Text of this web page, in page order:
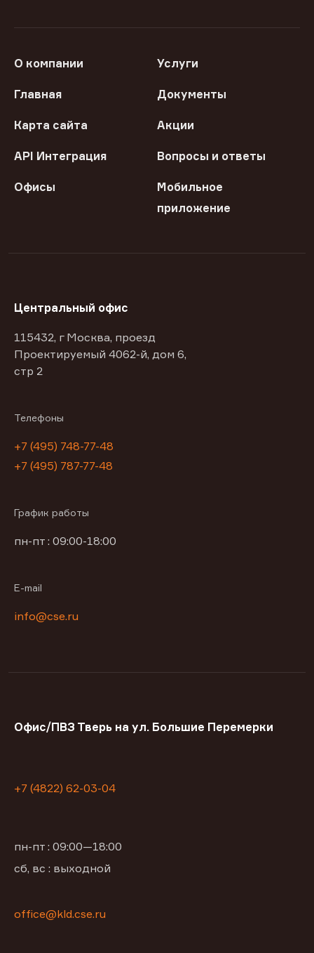
О компании Услуги
Главная Документы
Карта сайта Акции
API Интеграция Вопросы и ответы
Офисы
Мобильное
приложение
Центральный офис
115432, г Москва, проезд
Проектируемый 4062-й, дом 6,
стр 2
Телефоны
+7 (495) 748-77-48
+7 (495) 787-77-48
График работы
пн-пт : 09:00-18:00
E-mail
info@cse.ru
Офис/ПВЗ Тверь на ул. Большие Перемерки
+7 (4822) 62-03-04
пн-пт : 09:00—18:00
сб, вс : выходной
office@kld.cse.ru